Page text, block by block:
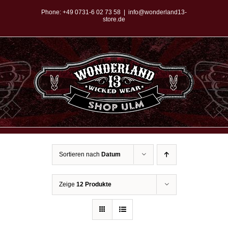
springen
Phone: +49 0731-6 02 73 58
info@wonderland13-
store.de
Sortieren nach Datum
Zeige 12 Produkte